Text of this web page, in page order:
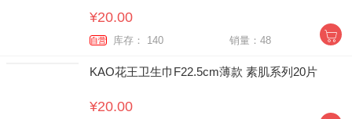
¥20.00
自营 库存： 140 销量：48
KAO花王卫生巾F22.5cm薄款 素肌系列20片
¥20.00